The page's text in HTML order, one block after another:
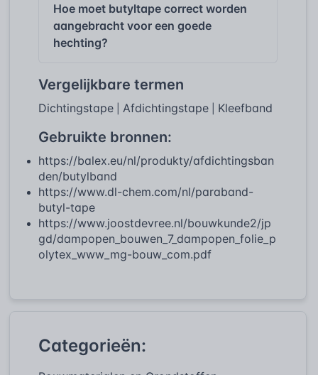
Hoe moet butyltape correct worden
aangebracht voor een goede
hechting?
Vergelijkbare termen
Dichtingstape Afdichtingstape Kleefband
Gebruikte bronnen:
https://balex.eu/nl/produkty/afdichtingsban
den/butylband
https://www.dl-chem.com/nl/paraband-
butyl-tape
https://www.joostdevree.nl/bouwkunde2/jp
gd/dampopen_bouwen_7_dampopen_folie_p
olytex_www_mg-bouw_com.pdf
Categorieën: